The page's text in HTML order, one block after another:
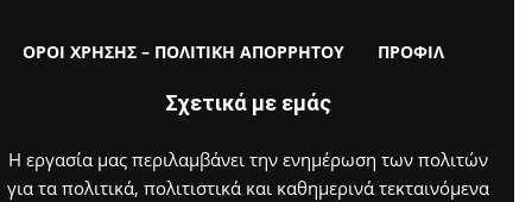
ΟΡΟΙ ΧΡΗΣΗΣ – ΠΟΛΙΤΙΚΗ ΑΠΟΡΡΗΤΟΥ ΠΡΟΦΙΛ
Σχετικά με εμάς
Η εργασία μας περιλαμβάνει την ενημέρωση των πολιτών
για τα πολιτικά, πολιτιστικά και καθημερινά τεκταινόμενα